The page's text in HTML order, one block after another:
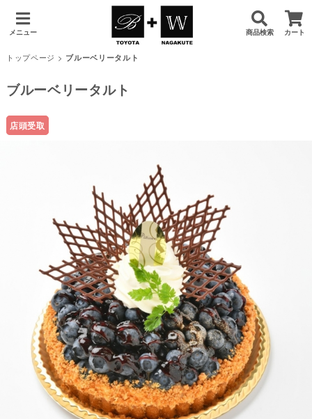
メニュー 商品検索 カート
トップページ > ブルーベリータルト
ブルーベリータルト
店頭受取